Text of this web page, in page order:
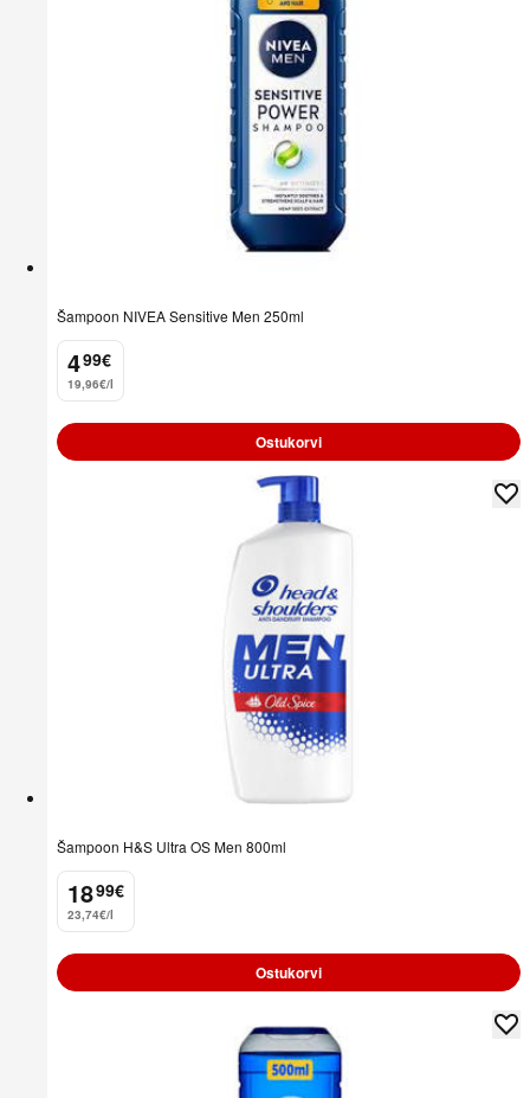
Šampoon NIVEA Sensitive Men 250ml
4
. 99€
19,96€/l
Ostukorvi
Šampoon H&S Ultra OS Men 800ml
18
. 99€
23,74€/l
Ostukorvi